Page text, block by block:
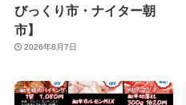
びっくり市・ナイター朝
市】
2026年8月7日